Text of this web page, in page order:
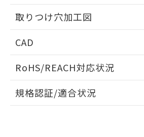
取りつけ穴加工図
CAD
ドすることができます。
ログイン/会員登
RoHS/REACH対応状況
EU RoHS 注意事項・凡例
規格認証/適合状況
の共同利用に関して"
用者の範囲」に記載され
EU RoHS指令（10物質）の非
51物質の非含有証明書（当社基
※本証明書は発行日時点で非
物質の対応では、対応完了まで
荷製品に未対応品が混在する
欄に対応日を記載しておりまし
既に当社にて対応品への在庫